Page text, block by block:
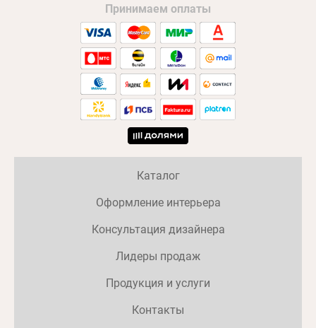
Принимаем оплаты
Каталог
Оформление интерьера
Консультация дизайнера
Лидеры продаж
Продукция и услуги
Контакты